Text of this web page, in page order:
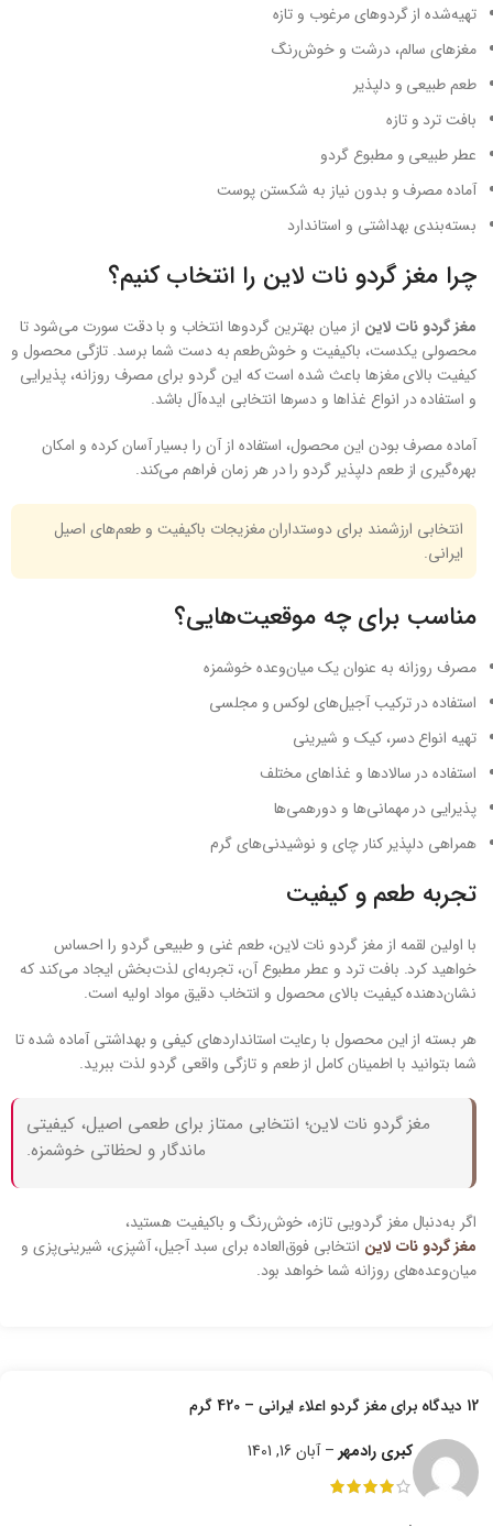
تهیه‌شده از گردوهای مرغوب و تازه
مغزهای سالم، درشت و خوش‌رنگ
طعم طبیعی و دلپذیر
بافت ترد و تازه
عطر طبیعی و مطبوع گردو
آماده مصرف و بدون نیاز به شکستن پوست
بسته‌بندی بهداشتی و استاندارد
چرا مغز گردو نات لاین را انتخاب کنیم؟
مغز گردو نات لاین از میان بهترین گردوها انتخاب و با دقت سورت می‌شود تا
محصولی یکدست، باکیفیت و خوش‌طعم به دست شما برسد. تازگی محصول و
کیفیت بالای مغزها باعث شده است که این گردو برای مصرف روزانه، پذیرایی
و استفاده در انواع غذاها و دسرها انتخابی ایده‌آل باشد.
آماده مصرف بودن این محصول، استفاده از آن را بسیار آسان کرده و امکان
بهره‌گیری از طعم دلپذیر گردو را در هر زمان فراهم می‌کند.
انتخابی ارزشمند برای دوستداران مغزیجات باکیفیت و طعم‌های اصیل
ایرانی.
مناسب برای چه موقعیت‌هایی؟
مصرف روزانه به عنوان یک میان‌وعده خوشمزه
استفاده در ترکیب آجیل‌های لوکس و مجلسی
تهیه انواع دسر، کیک و شیرینی
استفاده در سالادها و غذاهای مختلف
پذیرایی در مهمانی‌ها و دورهمی‌ها
همراهی دلپذیر کنار چای و نوشیدنی‌های گرم
تجربه طعم و کیفیت
با اولین لقمه از مغز گردو نات لاین، طعم غنی و طبیعی گردو را احساس
خواهید کرد. بافت ترد و عطر مطبوع آن، تجربه‌ای لذت‌بخش ایجاد می‌کند که
نشان‌دهنده کیفیت بالای محصول و انتخاب دقیق مواد اولیه است.
هر بسته از این محصول با رعایت استانداردهای کیفی و بهداشتی آماده شده تا
شما بتوانید با اطمینان کامل از طعم و تازگی واقعی گردو لذت ببرید.
مغز گردو نات لاین؛ انتخابی ممتاز برای طعمی اصیل، کیفیتی
ماندگار و لحظاتی خوشمزه.
اگر به‌دنبال مغز گردویی تازه، خوش‌رنگ و باکیفیت هستید،
مغز گردو نات لاین انتخابی فوق‌العاده برای سبد آجیل، آشپزی، شیرینی‌پزی و
میان‌وعده‌های روزانه شما خواهد بود.
12 دیدگاه برای
مغز گردو اعلاء ایرانی – 420 گرم
کبری رادمهر – آبان 16, 1401
.